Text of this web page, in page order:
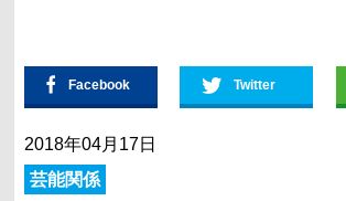
Facebook Twitter
2018年04月17日
芸能関係